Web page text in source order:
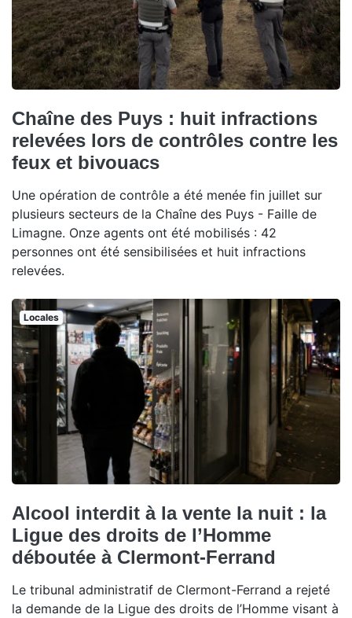
Chaîne des Puys : huit infractions
relevées lors de contrôles contre les
feux et bivouacs
Une opération de contrôle a été menée fin juillet sur
plusieurs secteurs de la Chaîne des Puys - Faille de
Limagne. Onze agents ont été mobilisés : 42
personnes ont été sensibilisées et huit infractions
relevées.
Locales
Alcool interdit à la vente la nuit : la
Ligue des droits de l’Homme
déboutée à Clermont-Ferrand
Le tribunal administratif de Clermont-Ferrand a rejeté
la demande de la Ligue des droits de l’Homme visant à